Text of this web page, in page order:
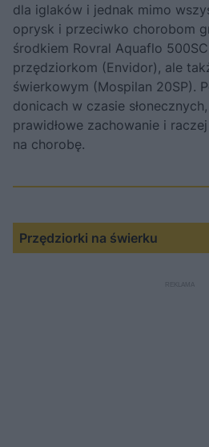
dla iglaków i jednak mimo
oprysk i przeciwko chorobom
środkiem Rovral Aquaflo
przędziorkom (Envidor), ale
świerkowym (Mospilan 20SP).
donicach w czasie
prawidłowe zachowanie i
na chorobę.
Przędziorki na świerku